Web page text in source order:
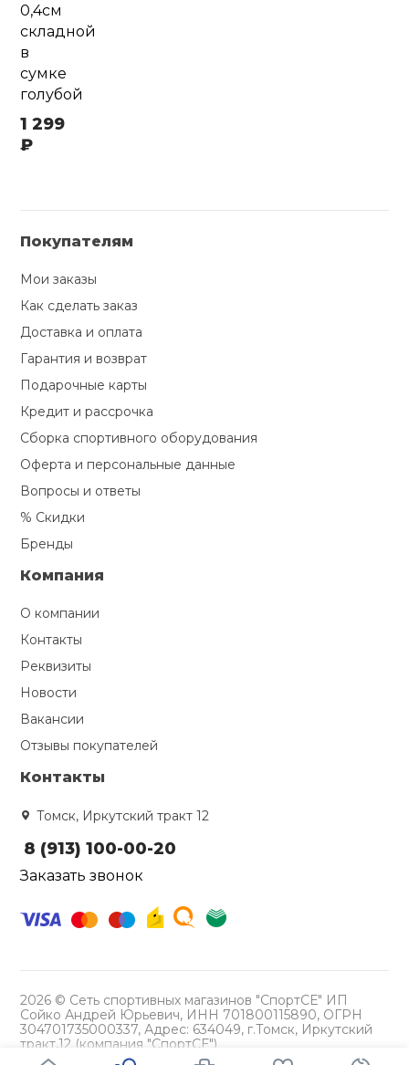
0,4см
складной
в
сумке
голубой
1 299
₽
Покупателям
Мои заказы
Как сделать заказ
Доставка и оплата
Гарантия и возврат
Подарочные карты
Кредит и рассрочка
Сборка спортивного оборудования
Оферта и персональные данные
Вопросы и ответы
% Скидки
Бренды
Компания
О компании
Контакты
Реквизиты
Новости
Вакансии
Отзывы покупателей
Контакты
Томск, Иркутский тракт 12
8 (913) 100-00-20
Заказать звонок
2026 © Сеть спортивных магазинов "СпортСЕ" ИП
Сойко Андрей Юрьевич, ИНН 701800115890, ОГРН
304701735000337, Адрес: 634049, г.Томск, Иркутский
тракт,12 (компания "СпортСЕ")